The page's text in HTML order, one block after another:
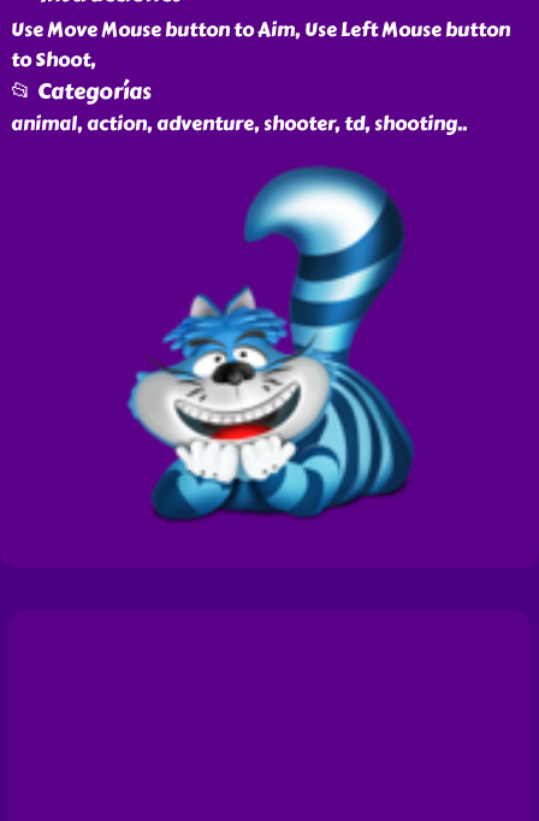
Use Move Mouse button to Aim, Use Left Mouse button
to Shoot,
📂 Categorías
animal, action, adventure, shooter, td, shooting..